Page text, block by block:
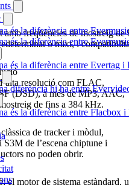
és la diferència entre
és la diferència entre
és la diferència entre Evertag i
diferència hi ha entre
és la diferència entre Flacbox
amb freqüències de mostreig de
o mixt, i
resolució com FLAC,
(DSD), a més de MP3, AAC,
de fins a 384 kHz.
de tracker i mòdul,
de l’escena chiptune i
no poden obrir.
el motor de sistema estàndard,